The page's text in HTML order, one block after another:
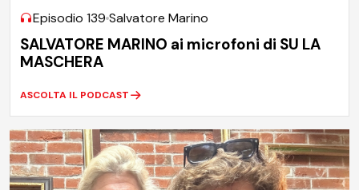
Episodio 139 Salvatore Marino
SALVATORE MARINO ai microfoni di SU LA
MASCHERA
ASCOLTA IL PODCAST